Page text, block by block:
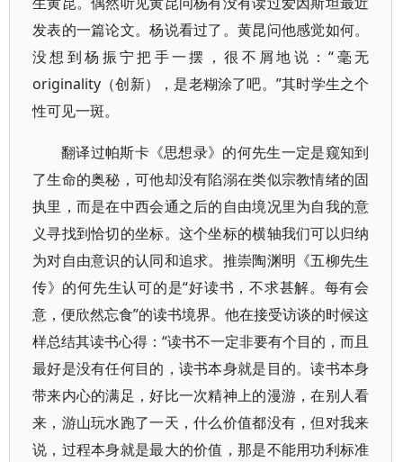
发表的一篇论文。杨说看过了。黄昆问他感觉如何。
没想到杨振宁把手一摆，很不屑地说：“毫无
originality（创新），是老糊涂了吧。”其时学生之个
性可见一斑。
翻译过帕斯卡《思想录》的何先生一定是窥知到
了生命的奥秘，可他却没有陷溺在类似宗教情绪的固
执里，而是在中西会通之后的自由境况里为自我的意
义寻找到恰切的坐标。这个坐标的横轴我们可以归纳
为对自由意识的认同和追求。推崇陶渊明《五柳先生
传》的何先生认可的是“好读书，不求甚解。每有会
意，便欣然忘食”的读书境界。他在接受访谈的时候这
样总结其读书心得：“读书不一定非要有个目的，而且
最好是没有任何目的，读书本身就是目的。读书本身
带来内心的满足，好比一次精神上的漫游，在别人看
来，游山玩水跑了一天，什么价值都没有，但对我来
说，过程本身就是最大的价值，那是不能用功利标准